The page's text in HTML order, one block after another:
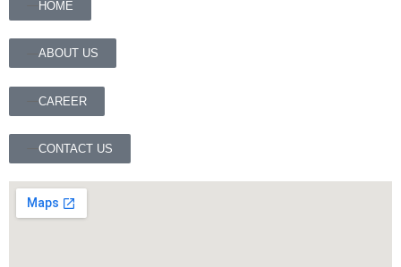
HOME
ABOUT US
CAREER
CONTACT US